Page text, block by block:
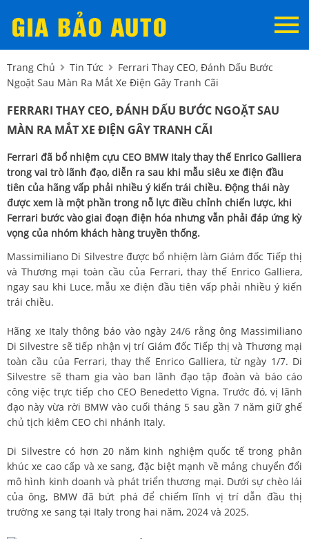
Trang Chủ Tin Tức
Ferrari Thay CEO, Đánh Dấu Bước
Ngoặt Sau Màn Ra Mắt Xe Điện Gây Tranh Cãi
FERRARI THAY CEO, ĐÁNH DẤU BƯỚC NGOẶT SAU
MÀN RA MẮT XE ĐIỆN GÂY TRANH CÃI
Ferrari đã bổ nhiệm cựu CEO BMW Italy thay thế Enrico Galliera
trong vai trò lãnh đạo, diễn ra sau khi mẫu siêu xe điện đầu
tiên của hãng vấp phải nhiều ý kiến trái chiều. Động thái này
được xem là một phần trong nỗ lực điều chỉnh chiến lược, khi
Ferrari bước vào giai đoạn điện hóa nhưng vẫn phải đáp ứng kỳ
vọng của nhóm khách hàng truyền thống.
Massimiliano Di Silvestre được bổ nhiệm làm Giám đốc Tiếp thị
và Thương mại toàn cầu của Ferrari, thay thế Enrico Galliera,
ngay sau khi Luce, mẫu xe điện đầu tiên vấp phải nhiều ý kiến
trái chiều.
Hãng xe Italy thông báo vào ngày 24/6 rằng ông Massimiliano
Di Silvestre sẽ tiếp nhận vị trí Giám đốc Tiếp thị và Thương mại
toàn cầu của Ferrari, thay thế Enrico Galliera, từ ngày 1/7. Di
Silvestre sẽ tham gia vào ban lãnh đạo tập đoàn và báo cáo
công việc trực tiếp cho CEO Benedetto Vigna. Trước đó, vị lãnh
đạo này vừa rời BMW vào cuối tháng 5 sau gần 7 năm giữ ghế
chủ tịch kiêm CEO chi nhánh Italy.
Di Silvestre có hơn 20 năm kinh nghiệm quốc tế trong phân
khúc xe cao cấp và xe sang, đặc biệt mạnh về mảng chuyển đổi
mô hình kinh doanh và phát triển thương mại. Dưới sự chèo lái
của ông, BMW đã bứt phá để chiếm lĩnh vị trí dẫn đầu thị
trường xe sang tại Italy trong hai năm, 2024 và 2025.